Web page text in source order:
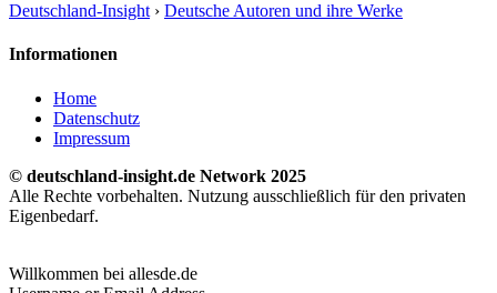
Deutschland-Insight › Deutsche Autoren und ihre Werke
Informationen
Home
Datenschutz
Impressum
© deutschland-insight.de Network 2025
Alle Rechte vorbehalten. Nutzung ausschließlich für den privaten
Eigenbedarf.
Willkommen bei allesde.de